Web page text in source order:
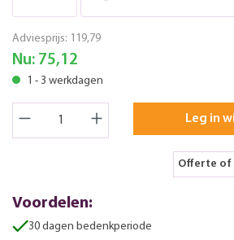
Adviesprijs: 119,79
Nu: 75,12
1 - 3 werkdagen
Leg in
Offerte of
Voordelen:
30 dagen bedenkperiode